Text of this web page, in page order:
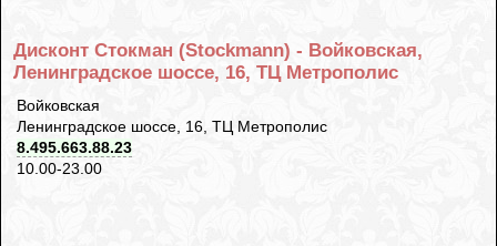
Дисконт Стокман (Stockmann) - Войковская,
Ленинградское шоссе, 16, ТЦ Метрополис
Войковская
Ленинградское шоссе, 16, ТЦ Метрополис
8.495.663.88.23
10.00-23.00